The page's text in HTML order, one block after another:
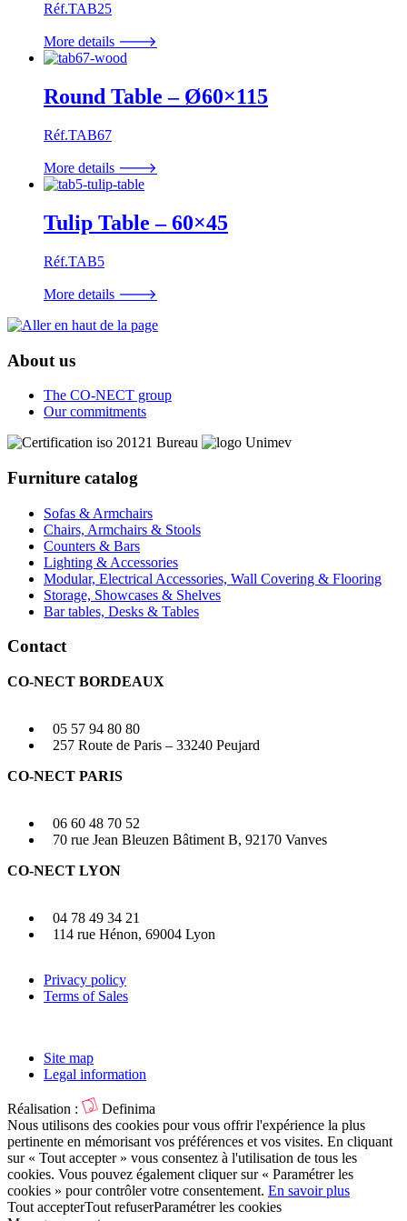
Réf.TAB25
More details 🡒
Round Table – Ø60×115
Réf.TAB67
More details 🡒
Tulip Table – 60×45
Réf.TAB5
More details 🡒
About us
The CO-NECT group
Our commitments
Furniture catalog
Sofas & Armchairs
Chairs, Armchairs & Stools
Counters & Bars
Lighting & Accessories
Modular, Electrical Accessories, Wall Covering & Flooring
Storage, Showcases & Shelves
Bar tables, Desks & Tables
Contact
CO-NECT BORDEAUX
05 57 94 80 80
257 Route de Paris – 33240 Peujard
CO-NECT PARIS
06 60 48 70 52
70 rue Jean Bleuzen Bâtiment B, 92170 Vanves
CO-NECT LYON
04 78 49 34 21
114 rue Hénon, 69004 Lyon
Privacy policy
Terms of Sales
Site map
Legal information
Réalisation :
Definima
Nous utilisons des cookies pour vous offrir l'expérience la plus
pertinente en mémorisant vos préférences et vos visites. En cliquant
sur « Tout accepter » vous consentez à l'utilisation de tous les
cookies. Vous pouvez également cliquer sur « Paramétrer les
cookies » pour contrôler votre consentement. En savoir plus
Tout accepterTout refuserParamétrer les cookies